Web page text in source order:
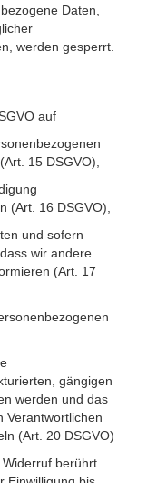
Daten,
werden gesperrt.
auf
15 DSGVO),
(Art. 16 DSGVO),
und sofern
wir andere
(Art. 17
gängigen
werden und das
Verantwortlichen
(Art. 20 DSGVO)
Widerruf berührt